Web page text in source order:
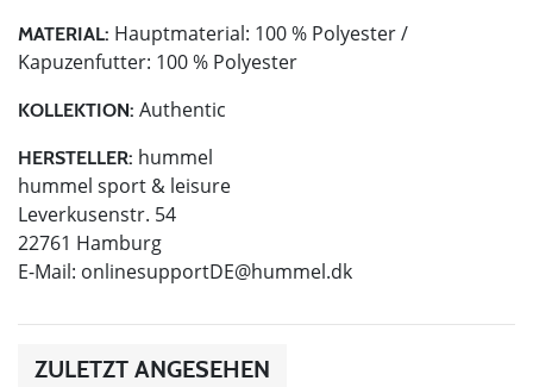
MATERIAL: Hauptmaterial: 100 % Polyester /
Kapuzenfutter: 100 % Polyester
KOLLEKTION: Authentic
HERSTELLER: hummel
hummel sport & leisure
Leverkusenstr. 54
22761 Hamburg
E-Mail: onlinesupportDE@hummel.dk
ZULETZT ANGESEHEN